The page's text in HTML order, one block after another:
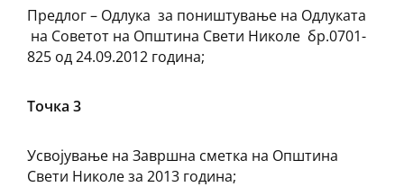
Предлог – Одлука за поништување на Одлуката
на Советот на Општина Свети Николе бр.0701-
825 од 24.09.2012 година;
Точка 3
Усвојување на Завршна сметка на Општина
Свети Николе за 2013 година;